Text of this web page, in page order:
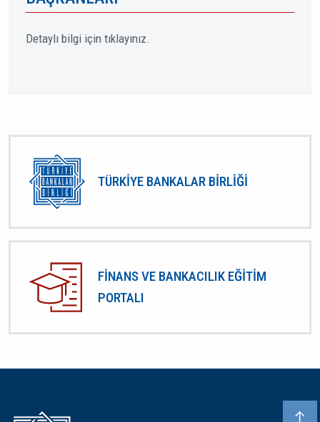
Detaylı bilgi için tıklayınız.
TÜRKİYE BANKALAR BİRLİĞİ
FİNANS VE BANKACILIK EĞİTİM
PORTALI